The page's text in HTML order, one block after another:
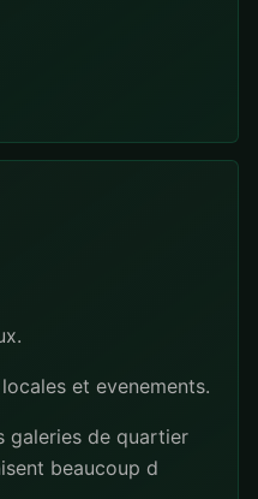
et evenements.
galeries de quartier
beaucoup d